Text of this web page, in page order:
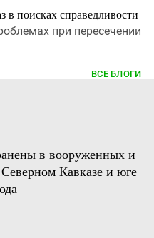
в поисках справедливости
при пересечении
ВСЕ БЛОГИ
в вооруженных и
Кавказе и юге